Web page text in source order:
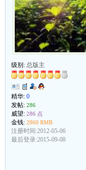
级别: 总版主
精华: 0
发帖: 286
威望: 286 点
金钱: 2860 RMB
注册时间:2012-05-06
最后登录:2015-09-08